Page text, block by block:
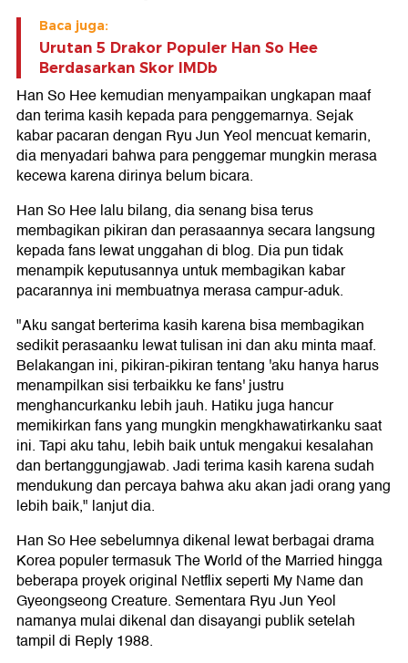
Baca juga:
Urutan 5 Drakor Populer Han So Hee
Berdasarkan Skor IMDb
Han So Hee kemudian menyampaikan ungkapan maaf
dan terima kasih kepada para penggemarnya. Sejak
kabar pacaran dengan Ryu Jun Yeol mencuat kemarin,
dia menyadari bahwa para penggemar mungkin merasa
kecewa karena dirinya belum bicara.
Han So Hee lalu bilang, dia senang bisa terus
membagikan pikiran dan perasaannya secara langsung
kepada fans lewat unggahan di blog. Dia pun tidak
menampik keputusannya untuk membagikan kabar
pacarannya ini membuatnya merasa campur-aduk.
"Aku sangat berterima kasih karena bisa membagikan
sedikit perasaanku lewat tulisan ini dan aku minta maaf.
Belakangan ini, pikiran-pikiran tentang 'aku hanya harus
menampilkan sisi terbaikku ke fans' justru
menghancurkanku lebih jauh. Hatiku juga hancur
memikirkan fans yang mungkin mengkhawatirkanku saat
ini. Tapi aku tahu, lebih baik untuk mengakui kesalahan
dan bertanggungjawab. Jadi terima kasih karena sudah
mendukung dan percaya bahwa aku akan jadi orang yang
lebih baik," lanjut dia.
Han So Hee sebelumnya dikenal lewat berbagai drama
Korea populer termasuk The World of the Married hingga
beberapa proyek original Netflix seperti My Name dan
Gyeongseong Creature. Sementara Ryu Jun Yeol
namanya mulai dikenal dan disayangi publik setelah
tampil di Reply 1988.